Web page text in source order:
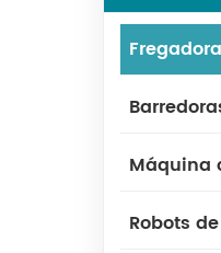
Máquina
Robots